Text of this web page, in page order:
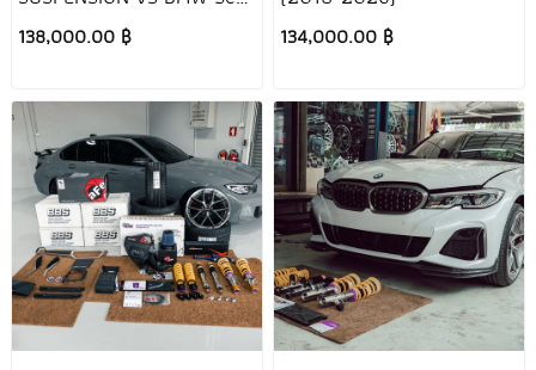
G30 520d (2016-2024)
(โช้คเดิมไม่เป็นไฟฟ้า)
138,000.00 ฿ 134,000.00 ฿